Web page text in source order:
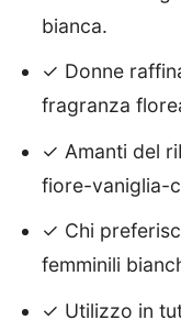
bianca.
✓ Donne
fragranza
✓ Amanti del
fiore-vaniglia-
✓ Chi
femminili
✓ Utilizzo in